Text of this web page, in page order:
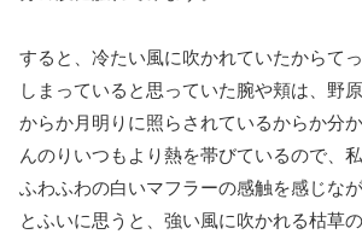
すると、冷たい風に吹かれていたからて
しまっていると思っていた腕や頬は、野
からか月明りに照らされているからか分
んのりいつもより熱を帯びているので、
ふわふわの白いマフラーの感触を感じな
とふいに思うと、強い風に吹かれる枯草